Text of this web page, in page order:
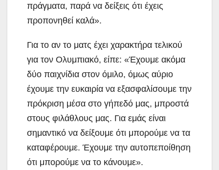
πράγματα, παρά να δείξεις ότι έχεις
προπονηθεί καλά».
Για το αν το ματς έχει χαρακτήρα τελικού
για τον Ολυμπιακό, είπε: «Έχουμε ακόμα
δύο παιχνίδια στον όμιλο, όμως αύριο
έχουμε την ευκαιρία να εξασφαλίσουμε την
πρόκριση μέσα στο γήπεδό μας, μπροστά
στους φιλάθλους μας. Για εμάς είναι
σημαντικό να δείξουμε ότι μπορούμε να τα
καταφέρουμε. Έχουμε την αυτοπεποίθηση
ότι μπορούμε να το κάνουμε».